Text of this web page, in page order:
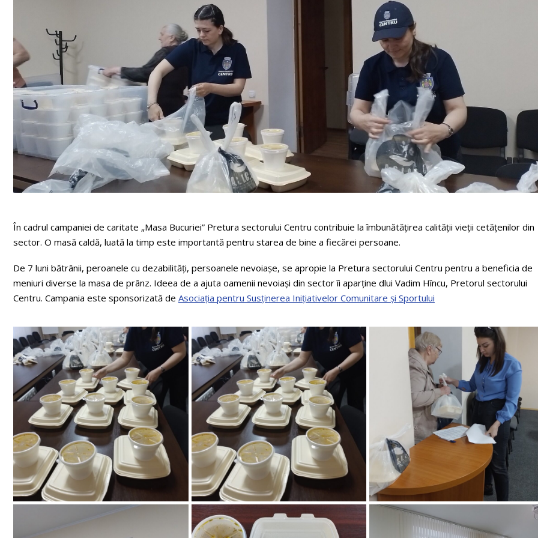
În cadrul campaniei de caritate „Masa Bucuriei” Pretura sectorului Centru contribuie la îmbunătățirea calității vieții cetățenilor din
sector. O masă caldă, luată la timp este importantă pentru starea de bine a fiecărei persoane.
De 7 luni bătrânii, peroanele cu dezabilități, persoanele nevoiașe, se apropie la Pretura sectorului Centru pentru a beneficia de
meniuri diverse la masa de prânz. Ideea de a ajuta oamenii nevoiași din sector îi aparține dlui Vadim Hîncu, Pretorul sectorului
Centru. Campania este sponsorizată de Asociația pentru Susținerea Inițiativelor Comunitare și Sportului